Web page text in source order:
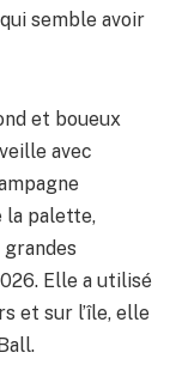
semble avoir
et boueux
avec
la palette,
Elle a utilisé
et sur l’île, elle